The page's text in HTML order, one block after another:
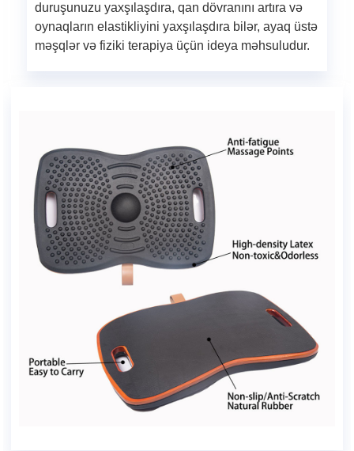
duruşunuzu yaxşılaşdıra, qan dövranını artıra və
oynaqların elastikliyini yaxşılaşdıra bilər, ayaq üstə
məşqlər və fiziki terapiya üçün ideya məhsuludur.